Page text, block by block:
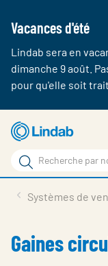
Vacances d'été
Lindab sera en
dimanche 9 août.
pour qu'elle soit
Aller
au
contenu
principal
Rechercher
Rechercher
sur
Contact
Systèmes de
Gaines